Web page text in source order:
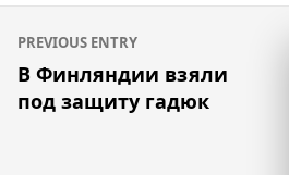
Навигация
по
записям
PREVIOUS ENTRY
В Финляндии взяли
под защиту гадюк